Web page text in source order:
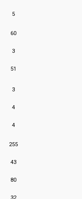
5
60
3
51
3
4
4
255
43
80